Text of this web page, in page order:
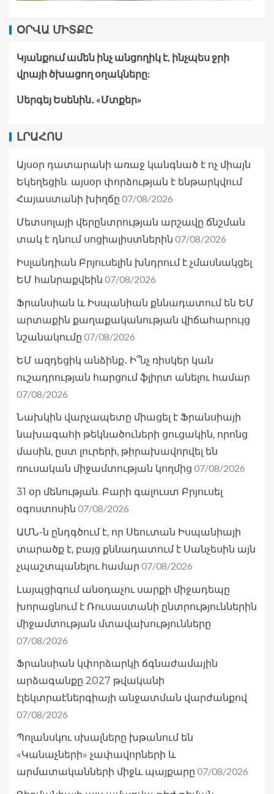
ՕՐՎԱ ՄԻՏՔԸ
Կյանքում ամեն ինչ անցողիկ է, ինչպես ջրի
վրայի ծխացող օղակները:
Սերգեյ Եսենին․ «Մտքեր»
ԼՐԱՀՈՍ
Այսօր դատարանի առաջ կանգնած է ոչ միայն
Եկեղեցին. այսօր փորձության է ենթարկվում
Հայաստանի խիղճը 07/08/2026
Մետսոլայի վերընտրության արշավը ճնշման
տակ է դնում սոցիալիստներին 07/08/2026
Իսլանդիան Բրյուսելին խնդրում է չմասնակցել
ԵՄ հանրաքվեին 07/08/2026
Ֆրանսիան և Իսպանիան քննադատում են ԵՄ
արտաքին քաղաքականության վիճահարույց
նշանակումը 07/08/2026
ԵՄ ազդեցիկ անձինք․ Ի՞նչ ռիսկեր կան
ուշադրության հարցում ֆլիրտ անելու համար
07/08/2026
Նախկին վարչապետը միացել է Ֆրանսիայի
նախագահի թեկնածուների ցուցակին, որոնց
մասին, ըստ լուրերի, թիրախավորվել են
ռուսական միջամտության կողմից 07/08/2026
31 օր մենության. Բարի գալուստ Բրյուսել
օգոստոսին 07/08/2026
ԱՄՆ-ն ընդգծում է, որ Սեուտան Իսպանիայի
տարածք է, բայց քննադատում է Սանչեսին այն
չպաշտպանելու համար 07/08/2026
Լայպցիգում անօդաչու սարքի միջադեպը
խորացնում է Ռուսաստանի ընտրություններին
միջամտության մտավախությունները
07/08/2026
Ֆրանսիան կփորձարկի ճգնաժամային
արձագանքը 2027 թվականի
էլեկտրաէներգիայի անջատման վարժանքով
07/08/2026
Պոլանսկու սխալները խթանում են
«Կանաչների» չափավորների և
արմատականների միջև պայքարը 07/08/2026